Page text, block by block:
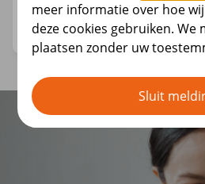
Academy
meer informatie over hoe
deze cookies gebruiken. We
plaatsen zonder uw
Sluit